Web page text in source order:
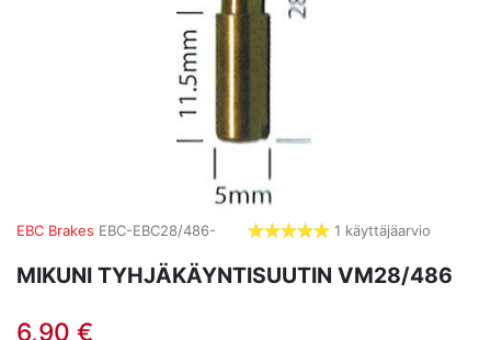
EBC Brakes EBC-EBC28/486-
tähdet
1 käyttäjäarvio
MIKUNI TYHJÄKÄYNTISUUTIN VM28/486
6,90 €